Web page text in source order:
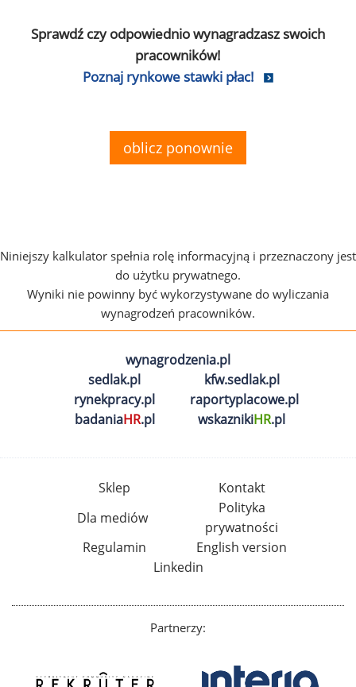
Sprawdź czy odpowiednio wynagradzasz swoich
pracowników!
Poznaj rynkowe stawki płac!
oblicz ponownie
Niniejszy kalkulator spełnia rolę informacyjną i przeznaczony jest
do użytku prywatnego.
Wyniki nie powinny być wykorzystywane do wyliczania
wynagrodzeń pracowników.
wynagrodzenia.pl
sedlak.pl
kfw.sedlak.pl
rynekpracy.pl
raportyplacowe.pl
badaniaHR.pl wskaznikiHR.pl
Sklep
Kontakt
Dla mediów
Polityka
prywatności
Regulamin
English version
Linkedin
Partnerzy: